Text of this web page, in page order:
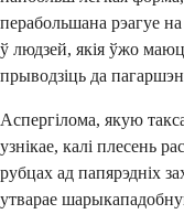
перабольшана рэагуе
ў людзей, якія ўжо
прыводзіць да
Аспергілома, якую
узнікае, калі плесень
рубцах ад папярэдніх
утварае